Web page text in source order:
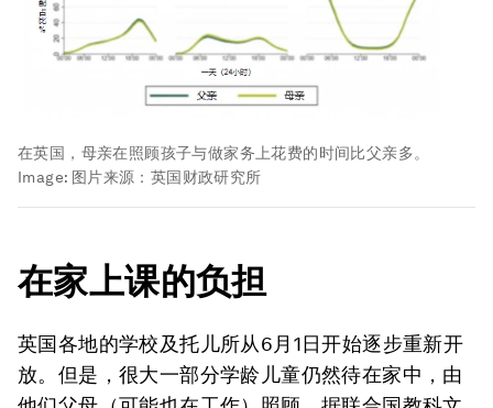
在英国，母亲在照顾孩子与做家务上花费的时间比父亲多。
Image: 图片来源：英国财政研究所
在家上课的负担
英国各地的学校及托儿所从6月1日开始逐步重新开
放。但是，很大一部分学龄儿童仍然待在家中，由